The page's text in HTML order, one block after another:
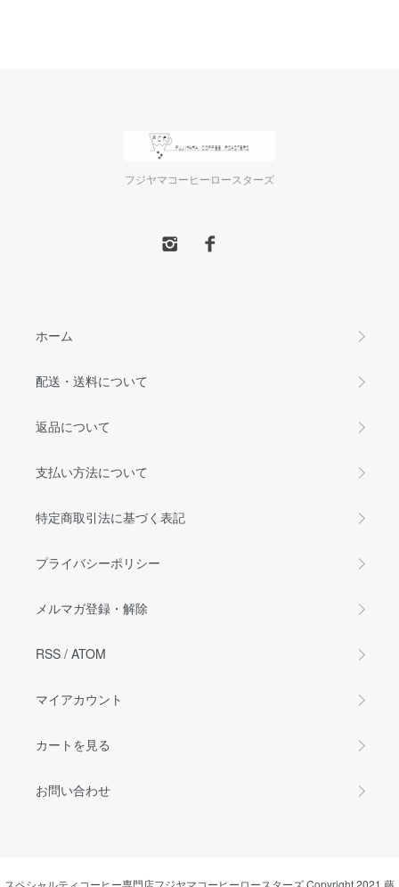
フジヤマコーヒーロースターズ
ホーム
配送・送料について
返品について
支払い方法について
特定商取引法に基づく表記
プライバシーポリシー
メルマガ登録・解除
RSS / ATOM
マイアカウント
カートを見る
お問い合わせ